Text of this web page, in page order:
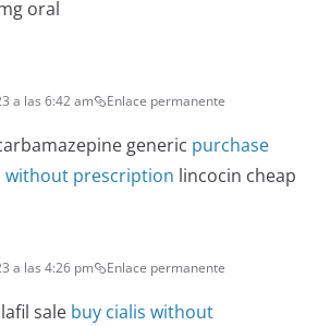
oral
a las 6:42 am Enlace permanente
generic purchase
without prescription lincocin cheap
a las 4:26 pm Enlace permanente
sale buy cialis without